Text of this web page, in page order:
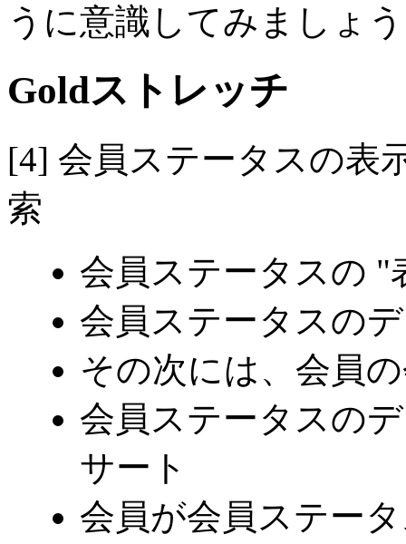
うに意識してみましょ
Goldストレッチ
[4] 会員ステータスの表
索
会員ステータスの "
会員ステータスの
その次には、会員
会員ステータスの
サート
会員が会員ステー